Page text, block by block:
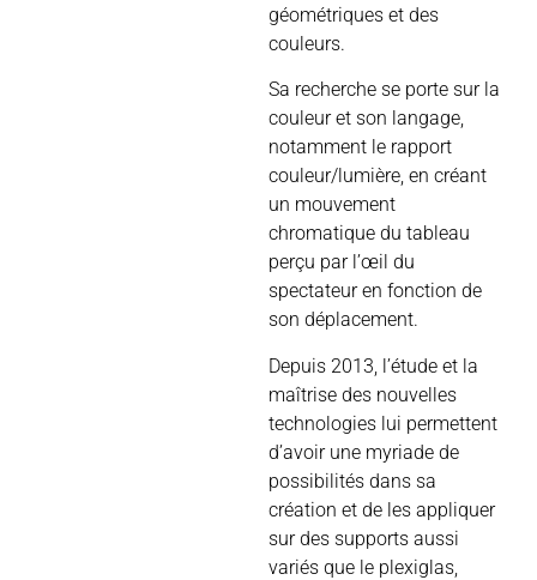
géométriques et des
couleurs.
Sa recherche se porte sur la
couleur et son langage,
notamment le rapport
couleur/lumière, en créant
un mouvement
chromatique du tableau
perçu par l’œil du
spectateur en fonction de
son déplacement.
Depuis 2013, l’étude et la
maîtrise des nouvelles
technologies lui permettent
d’avoir une myriade de
possibilités dans sa
création et de les appliquer
sur des supports aussi
variés que le plexiglas,